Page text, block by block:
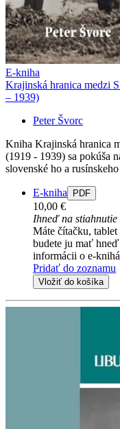
E-kniha
Krajinská hranica medzi
– 1939)
Peter Švorc
Kniha Krajinská hranica
(1919 - 1939) sa pokúša
slovenské ho a
E-kniha PDF
10,00 €
Ihneď na stiahnutie
Máte čítačku,
budete ju mať
informácii o e-
Pridať do zoznamu
Vložiť do košíka